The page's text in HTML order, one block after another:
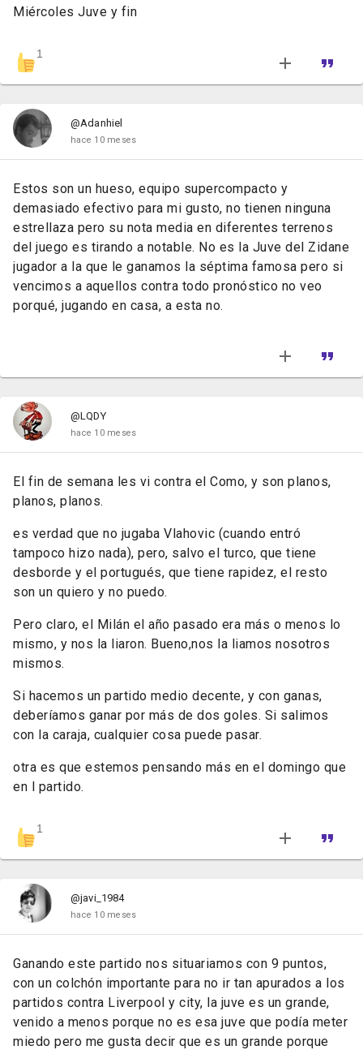
Miércoles Juve y fin
1
@Adanhiel
hace 10 meses
Estos son un hueso, equipo supercompacto y
demasiado efectivo para mi gusto, no tienen ninguna
estrellaza pero su nota media en diferentes terrenos
del juego es tirando a notable. No es la Juve del Zidane
jugador a la que le ganamos la séptima famosa pero si
vencimos a aquellos contra todo pronóstico no veo
porqué, jugando en casa, a esta no.
@LQDY
hace 10 meses
El fin de semana les vi contra el Como, y son planos,
planos, planos.
es verdad que no jugaba Vlahovic (cuando entró
tampoco hizo nada), pero, salvo el turco, que tiene
desborde y el portugués, que tiene rapidez, el resto
son un quiero y no puedo.
Pero claro, el Milán el año pasado era más o menos lo
mismo, y nos la liaron. Bueno,nos la liamos nosotros
mismos.
Si hacemos un partido medio decente, y con ganas,
deberíamos ganar por más de dos goles. Si salimos
con la caraja, cualquier cosa puede pasar.
otra es que estemos pensando más en el domingo que
en l partido.
1
@javi_1984
hace 10 meses
Ganando este partido nos situariamos con 9 puntos,
con un colchón importante para no ir tan apurados a los
partidos contra Liverpool y city, la juve es un grande,
venido a menos porque no es esa juve que podía meter
miedo pero me gusta decir que es un grande porque